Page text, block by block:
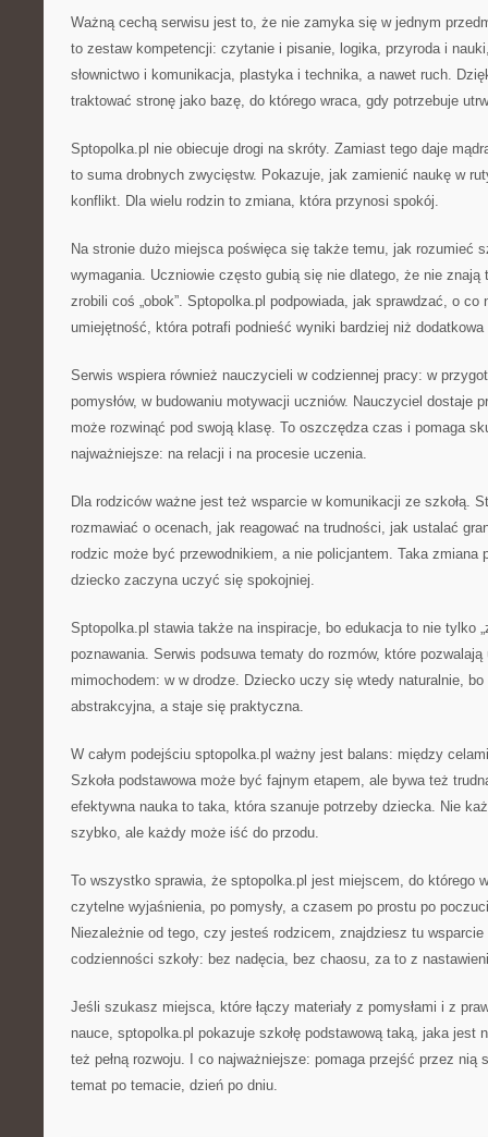
Ważną cechą serwisu jest to, że nie zamyka się w jednym
to zestaw kompetencji: czytanie i pisanie, logika, przyroda i
słownictwo i komunikacja, plastyka i technika, a nawet ruch.
traktować stronę jako bazę, do którego wraca, gdy potrzebuje
Sptopolka.pl nie obiecuje drogi na skróty. Zamiast tego daje
to suma drobnych zwycięstw. Pokazuje, jak zamienić naukę w
konflikt. Dla wielu rodzin to zmiana, która przynosi spokój.
Na stronie dużo miejsca poświęca się także temu, jak rozumieć
wymagania. Uczniowie często gubią się nie dlatego, że nie
zrobili coś „obok”. Sptopolka.pl podpowiada, jak sprawdzać, o co
umiejętność, która potrafi podnieść wyniki bardziej niż dodatkowa
Serwis wspiera również nauczycieli w codziennej pracy: w
pomysłów, w budowaniu motywacji uczniów. Nauczyciel dostaje
może rozwinąć pod swoją klasę. To oszczędza czas i pomaga
najważniejsze: na relacji i na procesie uczenia.
Dla rodziców ważne jest też wsparcie w komunikacji ze szkołą.
rozmawiać o ocenach, jak reagować na trudności, jak ustalać
rodzic może być przewodnikiem, a nie policjantem. Taka zmiana
dziecko zaczyna uczyć się spokojniej.
Sptopolka.pl stawia także na inspiracje, bo edukacja to nie tylko
poznawania. Serwis podsuwa tematy do rozmów, które pozwalają
mimochodem: w w drodze. Dziecko uczy się wtedy naturalnie,
abstrakcyjna, a staje się praktyczna.
W całym podejściu sptopolka.pl ważny jest balans: między
Szkoła podstawowa może być fajnym etapem, ale bywa też
efektywna nauka to taka, która szanuje potrzeby dziecka. Nie
szybko, ale każdy może iść do przodu.
To wszystko sprawia, że sptopolka.pl jest miejscem, do którego
czytelne wyjaśnienia, po pomysły, a czasem po prostu po
Niezależnie od tego, czy jesteś rodzicem, znajdziesz tu wsparcie
codzienności szkoły: bez nadęcia, bez chaosu, za to z
Jeśli szukasz miejsca, które łączy materiały z pomysłami i z
nauce, sptopolka.pl pokazuje szkołę podstawową taką, jaka jest
też pełną rozwoju. I co najważniejsze: pomaga przejść przez nią
temat po temacie, dzień po dniu.